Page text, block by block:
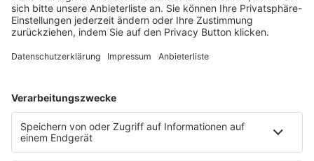
60326 Frankfurt am Main
E-Mail:info@ruw.de
Web:https://www.ruw.de
AGB
Datenschutzerklärung
Genderhinweis
Cookie-Einstellungen